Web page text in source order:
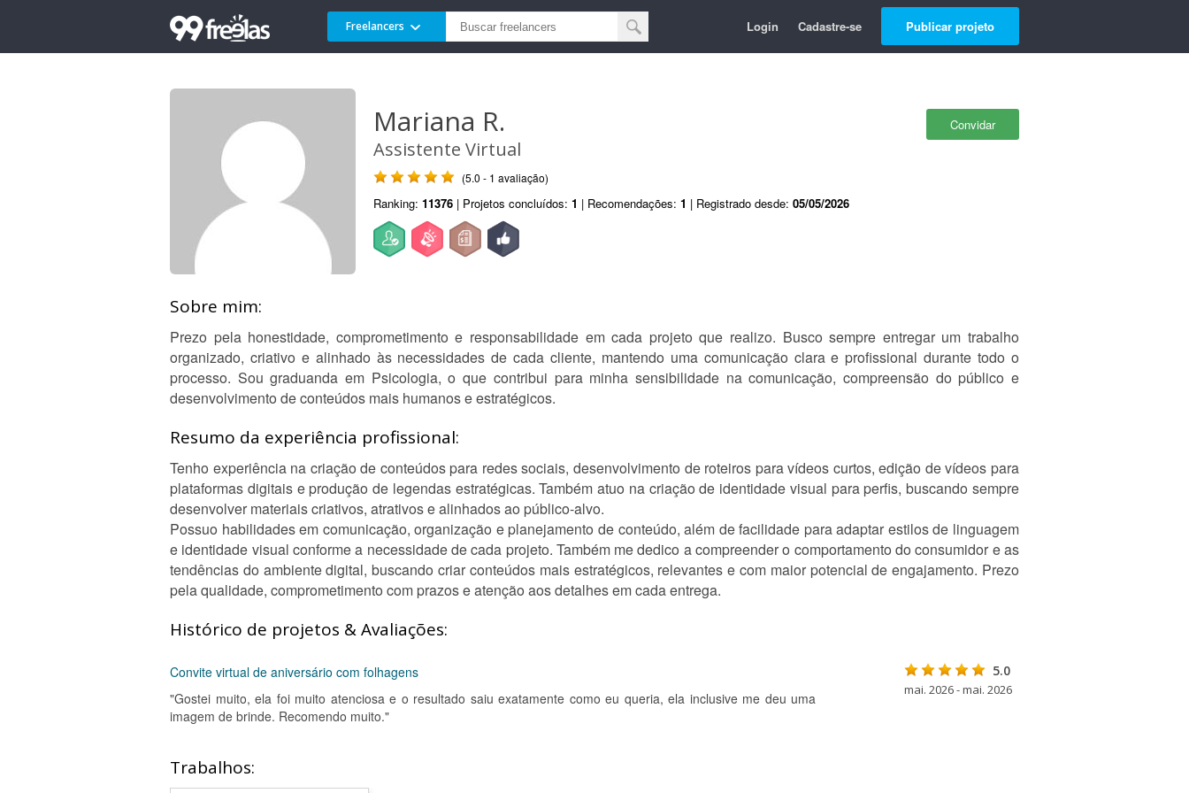
Freelancers Login Cadastre-se Publicar projeto
Convidar
Mariana R.
Assistente Virtual
(5.0 - 1 avaliação)
Ranking: 11376 | Projetos concluídos: 1 | Recomendações: 1 | Registrado desde: 05/05/2026
Sobre mim:
Prezo pela honestidade, comprometimento e responsabilidade em cada projeto que realizo. Busco sempre entregar um trabalho
organizado, criativo e alinhado às necessidades de cada cliente, mantendo uma comunicação clara e profissional durante todo o
processo. Sou graduanda em Psicologia, o que contribui para minha sensibilidade na comunicação, compreensão do público e
desenvolvimento de conteúdos mais humanos e estratégicos.
Resumo da experiência profissional:
Tenho experiência na criação de conteúdos para redes sociais, desenvolvimento de roteiros para vídeos curtos, edição de vídeos para
plataformas digitais e produção de legendas estratégicas. Também atuo na criação de identidade visual para perfis, buscando sempre
desenvolver materiais criativos, atrativos e alinhados ao público-alvo.
Possuo habilidades em comunicação, organização e planejamento de conteúdo, além de facilidade para adaptar estilos de linguagem
e identidade visual conforme a necessidade de cada projeto. Também me dedico a compreender o comportamento do consumidor e as
tendências do ambiente digital, buscando criar conteúdos mais estratégicos, relevantes e com maior potencial de engajamento. Prezo
pela qualidade, comprometimento com prazos e atenção aos detalhes em cada entrega.
Histórico de projetos & Avaliações:
Convite virtual de aniversário com folhagens
"Gostei muito, ela foi muito atenciosa e o resultado saiu exatamente como eu queria, ela inclusive me deu uma
imagem de brinde. Recomendo muito."
5.0
mai. 2026 - mai. 2026
Trabalhos: